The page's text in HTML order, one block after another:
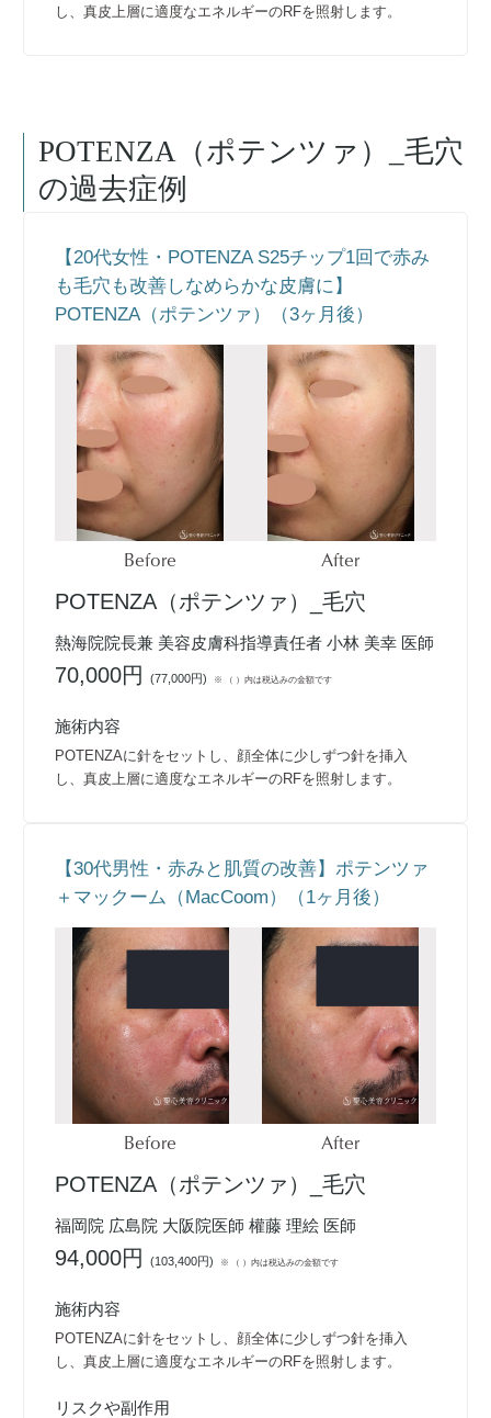
し、真皮上層に適度なエネルギーのRFを照射します。
POTENZA（ポテンツァ）_毛穴
の過去症例
【20代女性・POTENZA S25チップ1回で赤み
も毛穴も改善しなめらかな皮膚に】
POTENZA（ポテンツァ）（3ヶ月後）
Before After
POTENZA（ポテンツァ）_毛穴
熱海院院長兼 美容皮膚科指導責任者 小林 美幸 医師
70,000円(77,000円) ※ （ ）内は税込みの金額です
施術内容
POTENZAに針をセットし、顔全体に少しずつ針を挿入
し、真皮上層に適度なエネルギーのRFを照射します。
【30代男性・赤みと肌質の改善】ポテンツァ
＋マックーム（MacCoom）（1ヶ月後）
Before After
POTENZA（ポテンツァ）_毛穴
福岡院 広島院 大阪院医師 權藤 理絵 医師
94,000円(103,400円) ※ （ ）内は税込みの金額です
施術内容
POTENZAに針をセットし、顔全体に少しずつ針を挿入
し、真皮上層に適度なエネルギーのRFを照射します。
リスクや副作用